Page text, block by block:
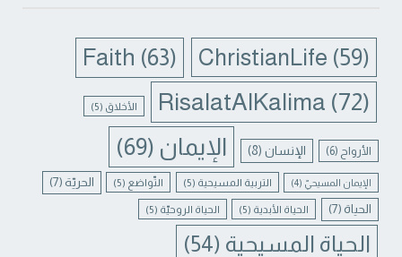
ChristianLife (59)
Faith (63)
RisalatAlKalima (72) الأخلاق (5)
الأرواح (6) الإنسان(8) الإيمان (69)
الإيمان المسيحيّ (4) التربية المسيحية (5) التّواضع (5) الحريّة (7)
الحياة (7) الحياة الأبدية (5) الحياة الروحيّة (5)
الحياة المسيحية (54)